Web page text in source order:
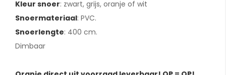
Kleur snoer: zwart, grijs, oranje of wit
Snoermateriaal: PVC.
Snoerlengte: 400 cm.
Dimbaar